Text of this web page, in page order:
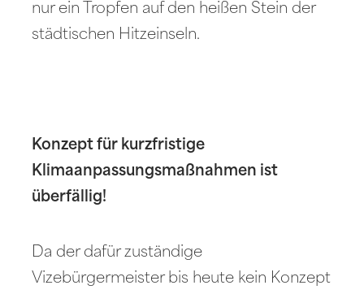
nur ein Tropfen auf den heißen Stein der
städtischen Hitzeinseln.
Konzept für kurzfristige
Klimaanpassungsmaßnahmen ist
überfällig!
Da der dafür zuständige
Vizebürgermeister bis heute kein Konzept